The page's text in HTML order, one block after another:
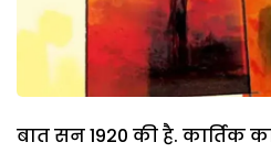
बात सन 1920 की है. कार्तिक